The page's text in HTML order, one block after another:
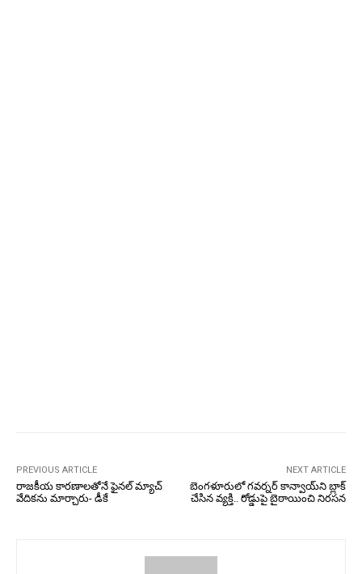
PREVIOUS ARTICLE
రాజకీయ కారణాలతోనే ఫైనల్‌ మ్యాచ్‌
వేదికను మార్చారు- డీకే
NEXT ARTICLE
బెంగళూరులో గవర్నర్‌ కాన్వాయ్‌ని బ్లాక్‌
చేసిన వ్యక్తి.. రోడ్డుపై బైఠాయించి నిరసన